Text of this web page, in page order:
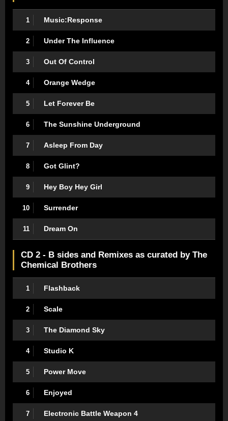
1 Music:Response
2 Under The Influence
3 Out Of Control
4 Orange Wedge
5 Let Forever Be
6 The Sunshine Underground
7 Asleep From Day
8 Got Glint?
9 Hey Boy Hey Girl
10 Surrender
11 Dream On
CD 2 - B sides and Remixes as curated by The
Chemical Brothers
1 Flashback
2 Scale
3 The Diamond Sky
4 Studio K
5 Power Move
6 Enjoyed
7 Electronic Battle Weapon 4